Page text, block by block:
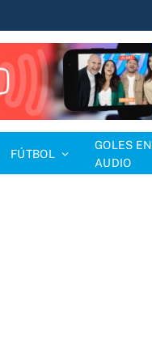
FÚTBOL
GOLES EN
AUDIO